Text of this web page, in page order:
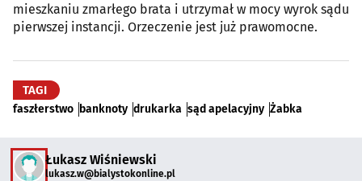
mieszkaniu zmarłego brata i utrzymał w mocy wyrok sądu
pierwszej instancji. Orzeczenie jest już prawomocne.
TAGI
faszłerstwo banknoty drukarka sąd apelacyjny Żabka
Łukasz Wiśniewski
lukasz.w@bialystokonline.pl